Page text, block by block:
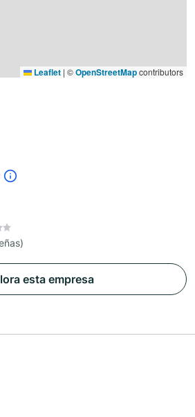
Leaflet | ©OpenStreetMapcontributors
esta empresa